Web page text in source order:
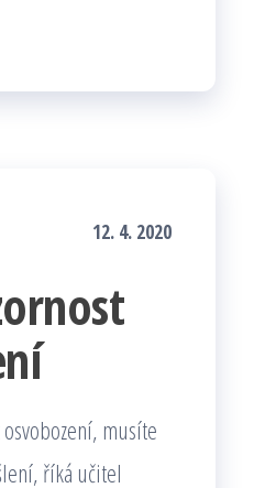
12. 4. 2020
musíte
říká učitel